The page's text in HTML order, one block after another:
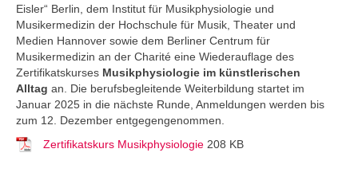
Eisler“ Berlin, dem Institut für Musikphysiologie und
Musikermedizin der Hochschule für Musik, Theater und
Medien Hannover sowie dem Berliner Centrum für
Musikermedizin an der Charité eine Wiederauflage des
Zertifikatskurses Musikphysiologie im künstlerischen
Alltag an.
Die berufsbegleitende Weiterbildung startet im
Januar 2025 in die nächste Runde, Anmeldungen werden bis
zum 12. Dezember entgegengenommen.
Zertifikatskurs Musikphysiologie 208 KB